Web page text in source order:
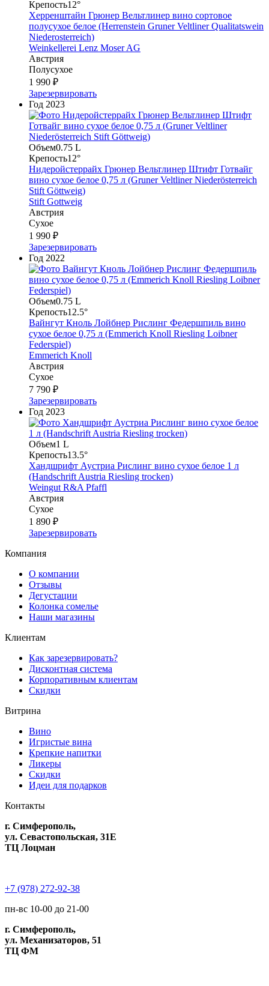
Крепость12°
Херренштайн Грюнер Вельтлинер вино сортовое
полусухое белое (Herrenstein Gruner Veltliner Qualitatswein
Niederosterreich)
Weinkellerei Lenz Moser AG
Австрия
Полусухое
1 990 ₽
Зарезервировать
Год 2023
Объем0.75 L
Крепость12°
Нидеройстеррайх Грюнер Вельтлинер Штифт Готвайг
вино сухое белое 0,75 л (Gruner Veltliner Niederösterreich
Stift Göttweig)
Stift Gottweig
Австрия
Сухое
1 990 ₽
Зарезервировать
Год 2022
Объем0.75 L
Крепость12.5°
Вайнгут Кноль Лойбнер Рислинг Федершпиль вино
сухое белое 0,75 л (Emmerich Knoll Riesling Loibner
Federspiel)
Emmerich Knoll
Австрия
Сухое
7 790 ₽
Зарезервировать
Год 2023
Объем1 L
Крепость13.5°
Хандшрифт Аустриа Рислинг вино сухое белое 1 л
(Handschrift Austria Riesling trocken)
Weingut R&A Pfaffl
Австрия
Сухое
1 890 ₽
Зарезервировать
Компания
О компании
Отзывы
Дегустации
Колонка сомелье
Наши магазины
Клиентам
Как зарезервировать?
Дисконтная система
Корпоративным клиентам
Скидки
Витрина
Вино
Игристые вина
Крепкие напитки
Ликеры
Скидки
Идеи для подарков
Контакты
г. Симферополь,
ул. Севастопольская, 31Е
ТЦ Лоцман
+7 (978) 272-92-38
пн-вс 10-00 до 21-00
г. Симферополь,
ул. Механизаторов, 51
ТЦ ФМ